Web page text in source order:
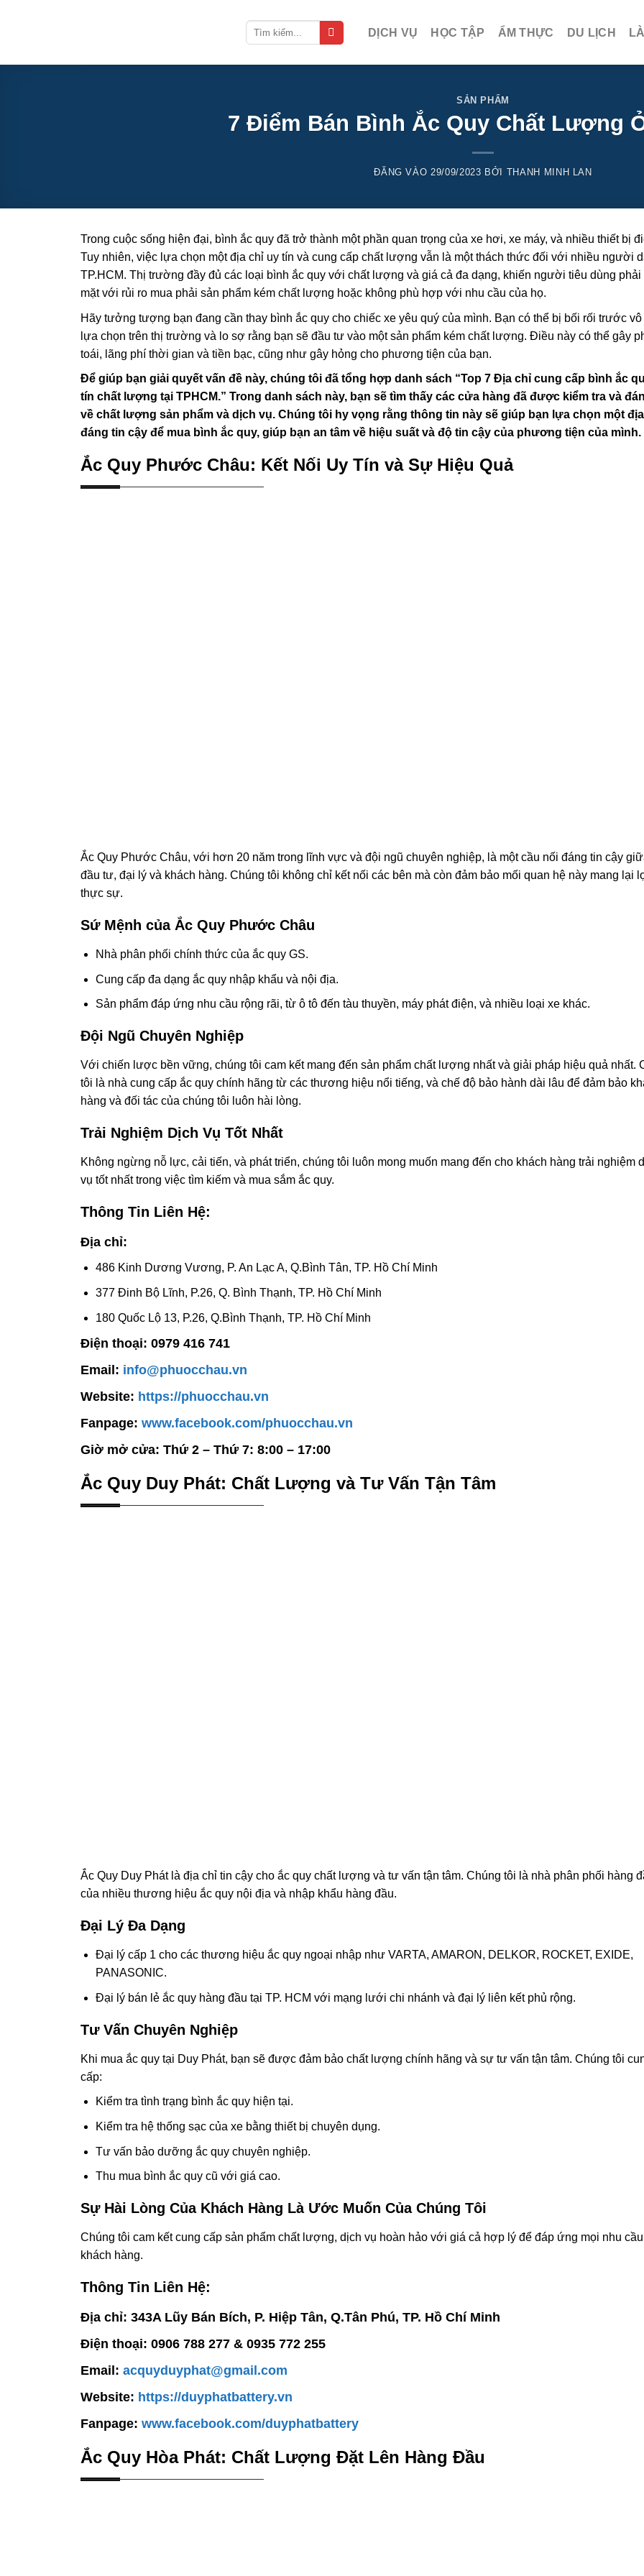
dung
DỊCH VỤ HỌC TẬP ẨM THỰC DU LỊCH
SẢN PHẨM
7 Điểm Bán Bình Ắc Quy Chất Lượng
ĐĂNG VÀO29/09/2023 BỞI THANH MINH LAN
Trong cuộc sống hiện đại, bình ắc quy đã trở thành một phần quan trọng của xe hơi, xe máy, và nhiều thiết bị
Tuy nhiên, việc lựa chọn một địa chỉ uy tín và cung cấp chất lượng vẫn là một thách thức đối với nhiều người
TP.HCM. Thị trường đầy đủ các loại bình ắc quy với chất lượng và giá cả đa dạng, khiến người tiêu dùng phải
mặt với rủi ro mua phải sản phẩm kém chất lượng hoặc không phù hợp với nhu cầu của họ.
Hãy tưởng tượng bạn đang cần thay bình ắc quy cho chiếc xe yêu quý của mình. Bạn có thể bị bối rối trước
lựa chọn trên thị trường và lo sợ rằng bạn sẽ đầu tư vào một sản phẩm kém chất lượng. Điều này có thể gây
toái, lãng phí thời gian và tiền bạc, cũng như gây hỏng cho phương tiện của bạn.
Để giúp bạn giải quyết vấn đề này, chúng tôi đã tổng hợp danh sách “Top 7 Địa chỉ cung cấp bình ắc
tín chất lượng tại TPHCM.” Trong danh sách này, bạn sẽ tìm thấy các cửa hàng đã được kiểm tra và
về chất lượng sản phẩm và dịch vụ. Chúng tôi hy vọng rằng thông tin này sẽ giúp bạn lựa chọn một
đáng tin cậy để mua bình ắc quy, giúp bạn an tâm về hiệu suất và độ tin cậy của phương tiện của mình.
Ắc Quy Phước Châu: Kết Nối Uy Tín và Sự Hiệu Quả
Ắc Quy Phước Châu, với hơn 20 năm trong lĩnh vực và đội ngũ chuyên nghiệp, là một cầu nối đáng tin cậy
đầu tư, đại lý và khách hàng. Chúng tôi không chỉ kết nối các bên mà còn đảm bảo mối quan hệ này mang lại
thực sự.
Sứ Mệnh của Ắc Quy Phước Châu
Nhà phân phối chính thức của ắc quy GS.
Cung cấp đa dạng ắc quy nhập khẩu và nội địa.
Sản phẩm đáp ứng nhu cầu rộng rãi, từ ô tô đến tàu thuyền, máy phát điện, và nhiều loại xe khác.
Đội Ngũ Chuyên Nghiệp
Với chiến lược bền vững, chúng tôi cam kết mang đến sản phẩm chất lượng nhất và giải pháp hiệu quả nhất.
tôi là nhà cung cấp ắc quy chính hãng từ các thương hiệu nổi tiếng, và chế độ bảo hành dài lâu để đảm bảo
hàng và đối tác của chúng tôi luôn hài lòng.
Trải Nghiệm Dịch Vụ Tốt Nhất
Không ngừng nỗ lực, cải tiến, và phát triển, chúng tôi luôn mong muốn mang đến cho khách hàng trải nghiệm
vụ tốt nhất trong việc tìm kiếm và mua sắm ắc quy.
Thông Tin Liên Hệ:
Địa chỉ:
486 Kinh Dương Vương, P. An Lạc A, Q.Bình Tân, TP. Hồ Chí Minh
377 Đinh Bộ Lĩnh, P.26, Q. Bình Thạnh, TP. Hồ Chí Minh
180 Quốc Lộ 13, P.26, Q.Bình Thạnh, TP. Hồ Chí Minh
Điện thoại: 0979 416 741
Email: info@phuocchau.vn
Website: https://phuocchau.vn
Fanpage: www.facebook.com/phuocchau.vn
Giờ mở cửa: Thứ 2 – Thứ 7: 8:00 – 17:00
Ắc Quy Duy Phát: Chất Lượng và Tư Vấn Tận Tâm
Ắc Quy Duy Phát là địa chỉ tin cậy cho ắc quy chất lượng và tư vấn tận tâm. Chúng tôi là nhà phân phối hàng
của nhiều thương hiệu ắc quy nội địa và nhập khẩu hàng đầu.
Đại Lý Đa Dạng
Đại lý cấp 1 cho các thương hiệu ắc quy ngoại nhập như VARTA, AMARON, DELKOR, ROCKET, EXIDE,
PANASONIC.
Đại lý bán lẻ ắc quy hàng đầu tại TP. HCM với mạng lưới chi nhánh và đại lý liên kết phủ rộng.
Tư Vấn Chuyên Nghiệp
Khi mua ắc quy tại Duy Phát, bạn sẽ được đảm bảo chất lượng chính hãng và sự tư vấn tận tâm. Chúng tôi
cấp:
Kiểm tra tình trạng bình ắc quy hiện tại.
Kiểm tra hệ thống sạc của xe bằng thiết bị chuyên dụng.
Tư vấn bảo dưỡng ắc quy chuyên nghiệp.
Thu mua bình ắc quy cũ với giá cao.
Sự Hài Lòng Của Khách Hàng Là Ước Muốn Của Chúng Tôi
Chúng tôi cam kết cung cấp sản phẩm chất lượng, dịch vụ hoàn hảo với giá cả hợp lý để đáp ứng mọi nhu
khách hàng.
Thông Tin Liên Hệ:
Địa chỉ: 343A Lũy Bán Bích, P. Hiệp Tân, Q.Tân Phú, TP. Hồ Chí Minh
Điện thoại: 0906 788 277 & 0935 772 255
Email: acquyduyphat@gmail.com
Website: https://duyphatbattery.vn
Fanpage: www.facebook.com/duyphatbattery
Ắc Quy Hòa Phát: Chất Lượng Đặt Lên Hàng Đầu